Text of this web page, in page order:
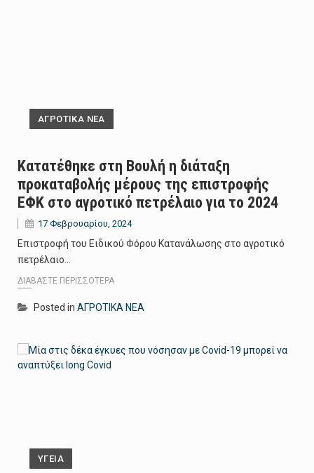
ΑΓΡΟΤΙΚΑ ΝΕΑ
Κατατέθηκε στη Βουλή η διάταξη
προκαταβολής μέρους της επιστροφής
ΕΦΚ στο αγροτικό πετρέλαιο για το 2024
17 Φεβρουαρίου, 2024
Επιστροφή του Ειδικού Φόρου Κατανάλωσης στο αγροτικό
πετρέλαιο…
ΔΙΑΒΆΣΤΕ ΠΕΡΙΣΣΌΤΕΡΑ
Posted in ΑΓΡΟΤΙΚΑ ΝΕΑ
ΥΓΕΙΑ